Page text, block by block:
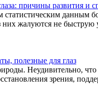
причины развития и
статистическим данным
жалуются не быструю
полезные для глаз
Неудивительно, что
зрения,